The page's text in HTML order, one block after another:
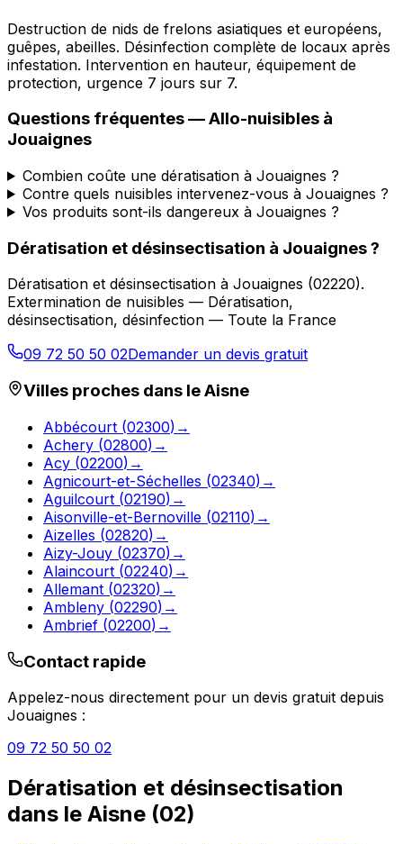
Destruction de nids de frelons asiatiques et européens,
guêpes, abeilles. Désinfection complète de locaux après
infestation. Intervention en hauteur, équipement de
protection, urgence 7 jours sur 7.
Questions fréquentes —Allo-nuisibles à
Jouaignes
Combien coûte une dératisation à Jouaignes ?
Contre quels nuisibles intervenez-vous à Jouaignes ?
Vos produits sont-ils dangereux à Jouaignes ?
Dératisation et désinsectisation à Jouaignes?
Dératisation et désinsectisation à Jouaignes (02220).
Extermination de nuisibles — Dératisation,
désinsectisation, désinfection — Toute la France
09 72 50 50 02Demander un devis gratuit
Villes proches dans leAisne
Abbécourt (02300) →
Achery (02800) →
Acy (02200) →
Agnicourt-et-Séchelles (02340) →
Aguilcourt (02190) →
Aisonville-et-Bernoville (02110) →
Aizelles (02820) →
Aizy-Jouy (02370) →
Alaincourt (02240) →
Allemant (02320) →
Ambleny (02290) →
Ambrief (02200) →
Contact rapide
Appelez-nous directement pour un devis gratuit depuis
Jouaignes :
09 72 50 50 02
Dératisation et désinsectisation
dans le Aisne (02)